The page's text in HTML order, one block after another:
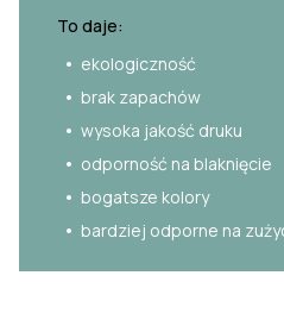
To daje:
ekologiczność
brak zapachów
wysoka jakość druku
odporność na blaknięcie
bogatsze kolory
bardziej odporne na